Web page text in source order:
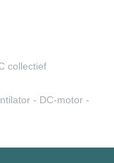
collectief
- DC-motor -